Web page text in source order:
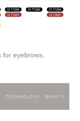
for eyebrows,